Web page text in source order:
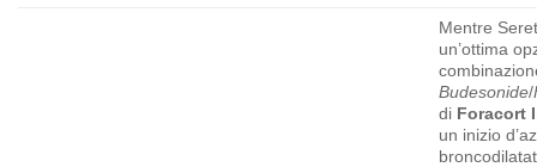
Mentre
un’ottima
Budesonide/
di Foracort
un inizio